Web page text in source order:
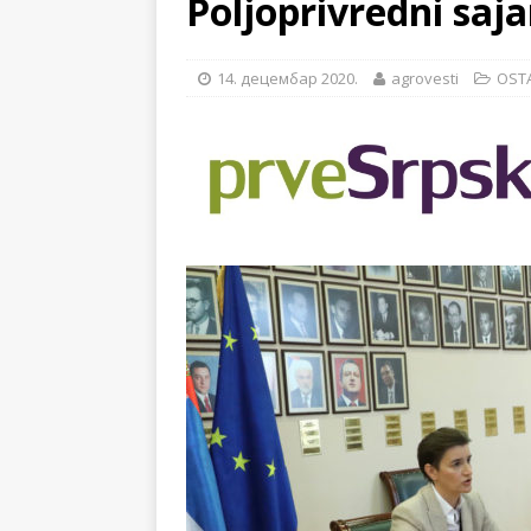
[ 14. новембар 2024. ]
Poljoprivredni
14. децембар 2020. agrovesti